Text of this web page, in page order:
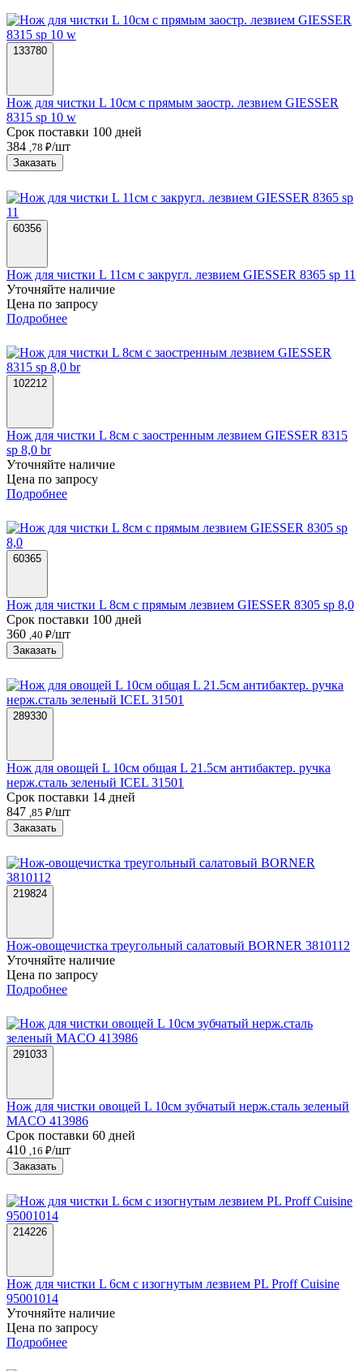
133780
Нож для чистки L 10см с прямым заостр. лезвием GIESSER
8315 sp 10 w
Срок поставки 100 дней
384 ,78 ₽/шт
Заказать
60356
Нож для чистки L 11см с закругл. лезвием GIESSER 8365 sp 11
Уточняйте наличие
Цена по запросу
Подробнее
102212
Нож для чистки L 8см с заостренным лезвием GIESSER 8315
sp 8,0 br
Уточняйте наличие
Цена по запросу
Подробнее
60365
Нож для чистки L 8см с прямым лезвием GIESSER 8305 sp 8,0
Срок поставки 100 дней
360 ,40 ₽/шт
Заказать
289330
Нож для овощей L 10см общая L 21.5см антибактер. ручка
нерж.сталь зеленый ICEL 31501
Срок поставки 14 дней
847 ,85 ₽/шт
Заказать
219824
Нож-овощечистка треугольный салатовый BORNER 3810112
Уточняйте наличие
Цена по запросу
Подробнее
291033
Нож для чистки овощей L 10см зубчатый нерж.сталь зеленый
MACO 413986
Срок поставки 60 дней
410 ,16 ₽/шт
Заказать
214226
Нож для чистки L 6см с изогнутым лезвием PL Proff Cuisine
95001014
Уточняйте наличие
Цена по запросу
Подробнее